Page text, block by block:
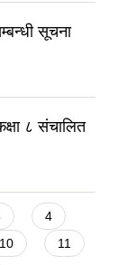
सूचना
८ संचालित
4
10
11